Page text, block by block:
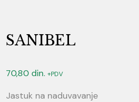
SANIBEL
70,80 din. +PDV
Jastuk na naduvavanje